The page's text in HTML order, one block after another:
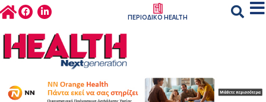
ΠΕΡΙΟΔΙΚΟ HEALTH